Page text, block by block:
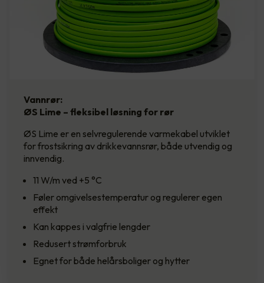
Vannrør:
ØS Lime – fleksibel løsning for rør
ØS Lime er en selvregulerende varmekabel utviklet
for frostsikring av drikkevannsrør, både utvendig og
innvendig.
11 W/m ved +5 °C
Føler omgivelsestemperatur og regulerer egen
effekt
Kan kappes i valgfrie lengder
Redusert strømforbruk
Egnet for både helårsboliger og hytter